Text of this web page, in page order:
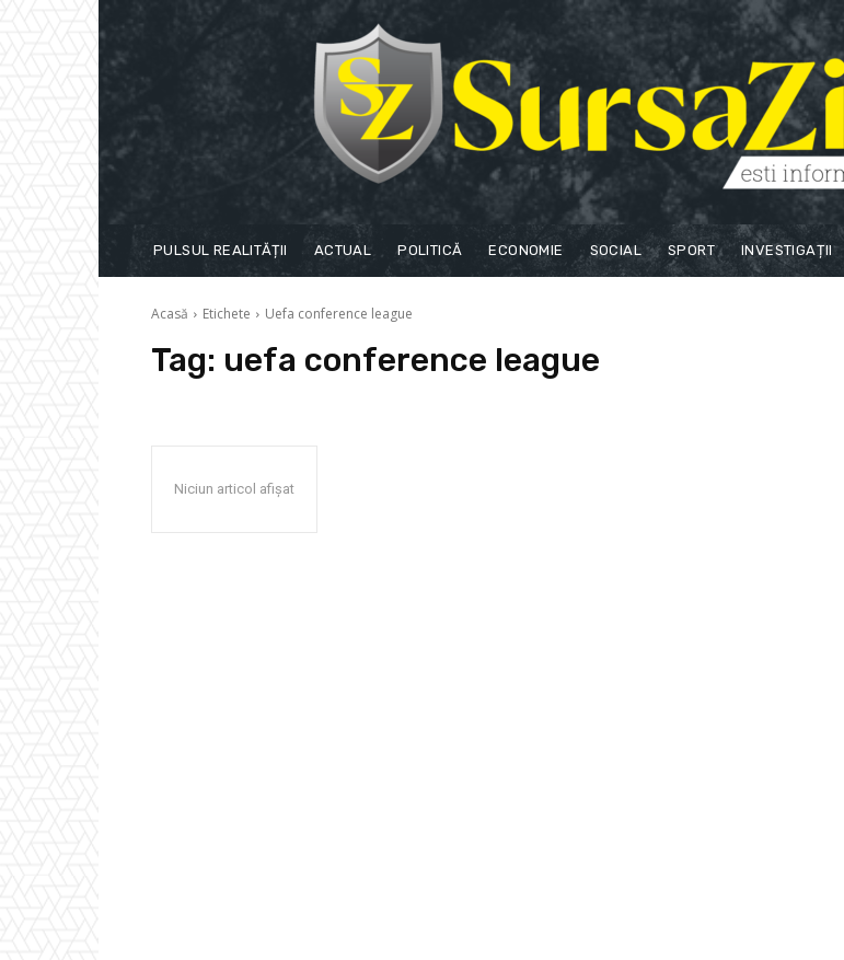
PULSUL REALITĂȚII ACTUAL POLITICĂ ECONOMIE SOCIAL SPORT INVESTIGAȚII
Acasă Etichete Uefa conference league
Tag: uefa conference league
Niciun articol afișat